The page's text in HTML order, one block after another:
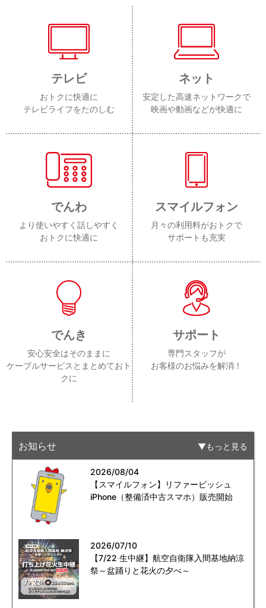
テレビ
おトクに快適に
テレビライフをたのしむ
ネット
安定した高速ネットワークで
映画や動画などが快適に
でんわ
より使いやすく話しやすく
おトクに快適に
スマイルフォン
月々の利用料がおトクで
サポートも充実
でんき
安心安全はそのままに
ケーブルサービスとまとめておト
クに
サポート
専門スタッフが
お客様のお悩みを解消！
お知らせ もっと見る
2026/08/04
【スマイルフォン】リファービッシュ
iPhone（整備済中古スマホ）販売開始
2026/07/10
【7/22 生中継】航空自衛隊入間基地納涼
祭～盆踊りと花火の夕べ～